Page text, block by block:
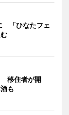
「ひなたフェ
移住者が開
も